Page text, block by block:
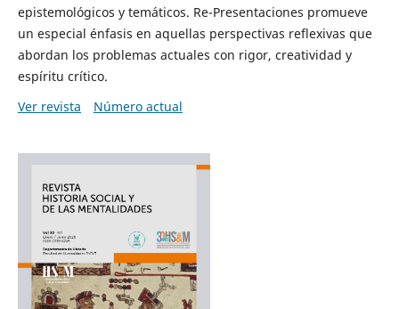
epistemológicos y temáticos. Re-Presentaciones promueve
un especial énfasis en aquellas perspectivas reflexivas que
abordan los problemas actuales con rigor, creatividad y
espíritu crítico.
Ver revista
Número actual